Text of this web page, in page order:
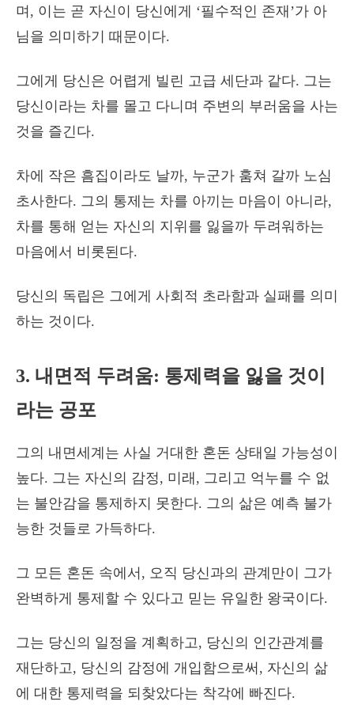
며, 이는 곧 자신이 당신에게 ‘필수적인 존재’가 아
님을 의미하기 때문이다.
그에게 당신은 어렵게 빌린 고급 세단과 같다. 그는
당신이라는 차를 몰고 다니며 주변의 부러움을 사는
것을 즐긴다.
차에 작은 흠집이라도 날까, 누군가 훔쳐 갈까 노심
초사한다. 그의 통제는 차를 아끼는 마음이 아니라,
차를 통해 얻는 자신의 지위를 잃을까 두려워하는
마음에서 비롯된다.
당신의 독립은 그에게 사회적 초라함과 실패를 의미
하는 것이다.
3. 내면적 두려움: 통제력을 잃을 것이
라는 공포
그의 내면세계는 사실 거대한 혼돈 상태일 가능성이
높다. 그는 자신의 감정, 미래, 그리고 억누를 수 없
는 불안감을 통제하지 못한다. 그의 삶은 예측 불가
능한 것들로 가득하다.
그 모든 혼돈 속에서, 오직 당신과의 관계만이 그가
완벽하게 통제할 수 있다고 믿는 유일한 왕국이다.
그는 당신의 일정을 계획하고, 당신의 인간관계를
재단하고, 당신의 감정에 개입함으로써, 자신의 삶
에 대한 통제력을 되찾았다는 착각에 빠진다.